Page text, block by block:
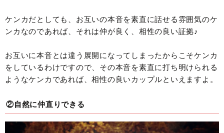
ケンカだとしても、お互いの本音を素直に話せる雰囲気のケ
ンカなのであれば、それは仲が良く、相性の良い証拠♪
お互いに本音とは違う展開になってしまったからこそケンカ
をしているわけですので、その本音を素直に打ち明けられる
ようなケンカであれば、相性の良いカップルといえますよ。
②自然に仲直りできる